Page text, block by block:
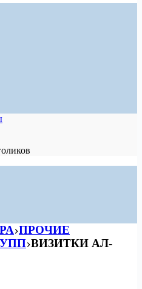
ПРОЧИЕ
ВИЗИТКИ АЛ-